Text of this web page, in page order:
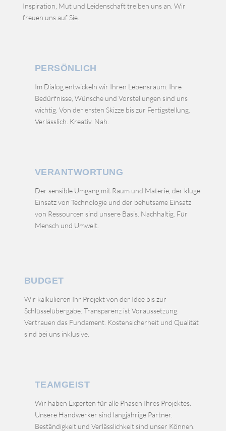
Inspiration, Mut und Leidenschaft treiben uns an. Wir
freuen uns auf Sie.
PERSÖNLICH
Im Dialog entwickeln wir Ihren Lebensraum. Ihre
Bedürfnisse, Wünsche und Vorstellungen sind uns
wichtig. Von der ersten Skizze bis zur Fertigstellung.
Verlässlich. Kreativ. Nah.
VERANTWORTUNG
Der sensible Umgang mit Raum und Materie, der kluge
Einsatz von Technologie und der behutsame Einsatz
von Ressourcen sind unsere Basis. Nachhaltig. Für
Mensch und Umwelt.
BUDGET
Wir kalkulieren Ihr Projekt von der Idee bis zur
Schlüsselübergabe. Transparenz ist Voraussetzung.
Vertrauen das Fundament. Kostensicherheit und Qualität
sind bei uns inklusive.
TEAMGEIST
Wir haben Experten für alle Phasen Ihres Projektes.
Unsere Handwerker sind langjährige Partner.
Beständigkeit und Verlässlichkeit sind unser Können.